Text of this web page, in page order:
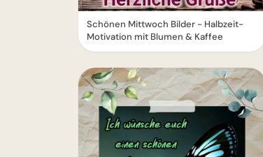
Schönen Mittwoch Bilder - Halbzeit-
Motivation mit Blumen & Kaffee